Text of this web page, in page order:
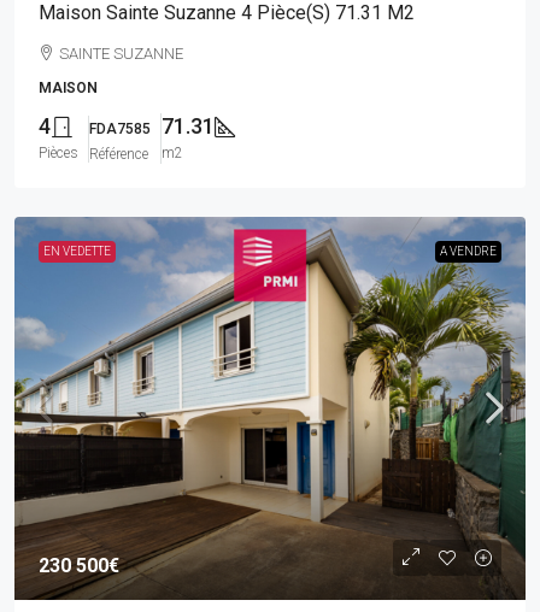
Maison Sainte Suzanne 4 Pièce(s) 71.31 M2
SAINTE SUZANNE
MAISON
4
Pièces
FDA7585
Référence
71.31
m2
EN VEDETTE A VENDRE
230 500€